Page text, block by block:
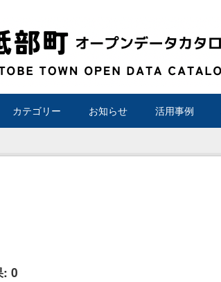
カテゴリー お知らせ 活用事例
: 0